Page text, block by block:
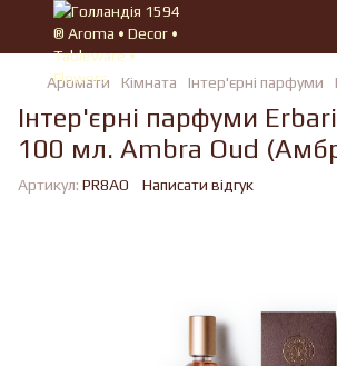
Аромати Кімната Iнтер'єрні парфуми
Інтер'єрні парфуми
100 мл. Ambra Oud
Артикул: PR8AO Написати відгук